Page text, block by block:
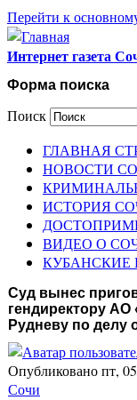
Перейти к
Интернет газета
Форма поиска
Поиск
ГЛАВНАЯ
НОВОСТИ
ИСТОРИЯ
ВИДЕО О
КУБАНСКИЕ
Суд вынес
гендиректору
Рудневу по делу
Опубликовано пт,
Сочи